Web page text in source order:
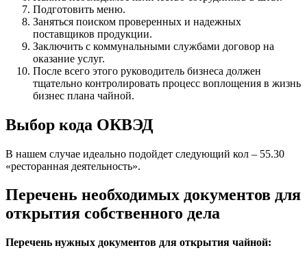
Подготовить меню.
Заняться поиском проверенных и надежных
поставщиков продукции.
Заключить с коммунальными службами договор на
оказание услуг.
После всего этого руководитель бизнеса должен
тщательно контролировать процесс воплощения в жизнь
бизнес плана чайной.
Выбор кода ОКВЭД
В нашем случае идеально подойдет следующий кол – 55.30
«ресторанная деятельность».
Перечень необходимых документов для
открытия собственного дела
Перечень нужных документов для открытия чайной: